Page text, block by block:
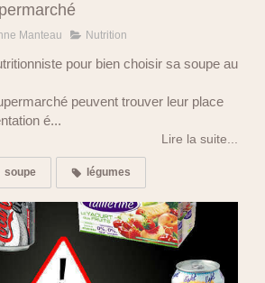
Manteau Nutrition
pour bien choisir sa soupe au
peuvent trouver leur place
é...
Lire la suite...
soupe légumes